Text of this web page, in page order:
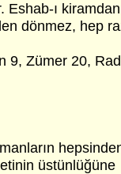
Eshab-ı kiramdan
dönmez, hep
9, Zümer 20,
üstünlüğüne